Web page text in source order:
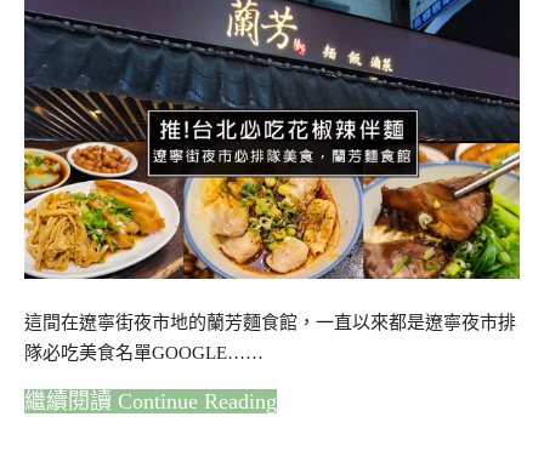
這間在遼寧街夜市地的蘭芳麵食館，一直以來都是遼寧夜市排
隊必吃美食名單GOOGLE……
Continue Reading